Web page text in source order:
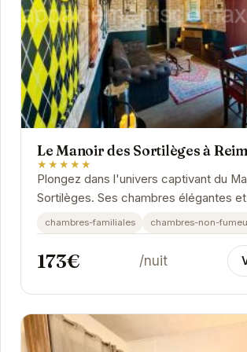
Le Manoir des Sortilèges à
★★★★★
Plongez dans l'univers captivant du
Sortilèges. Ses chambres élégantes
ambiance chaleureuse vous
chambres-familiales chambres-non-
173€ /nuit